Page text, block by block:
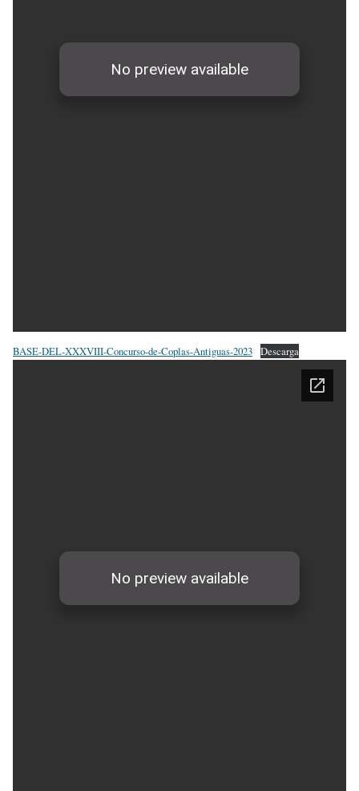
BASE-DEL-XXXVIII-Concurso-de-Coplas-Antiguas-2023 Descarga